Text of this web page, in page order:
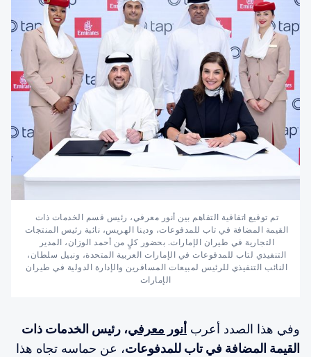
الإمارات
وفي هذا الصدد أعرب أنور معرفي، رئيس الخدمات ذات
القيمة المضافة في تاب للمدفوعات، عن حماسه تجاه هذا